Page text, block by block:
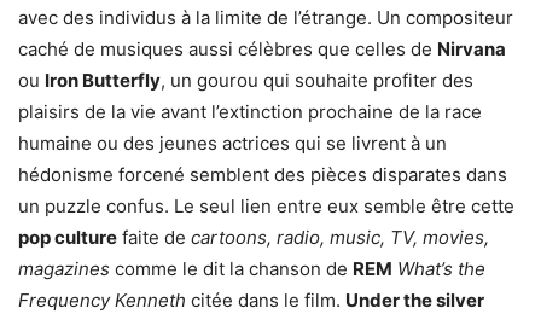
avec des individus à la limite de l’étrange. Un compositeur
caché de musiques aussi célèbres que celles de Nirvana
ou Iron Butterfly, un gourou qui souhaite profiter des
plaisirs de la vie avant l’extinction prochaine de la race
humaine ou des jeunes actrices qui se livrent à un
hédonisme forcené semblent des pièces disparates dans
un puzzle confus. Le seul lien entre eux semble être cette
pop culture faite de cartoons, radio, music, TV, movies,
magazines comme le dit la chanson de REM What’s the
Frequency Kenneth citée dans le film. Under the silver